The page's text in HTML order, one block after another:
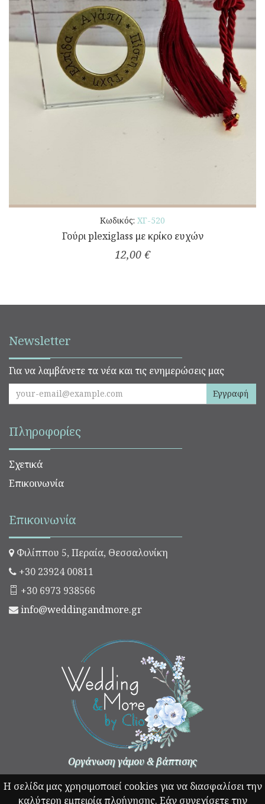
Η σελίδα μας χρησιμοποιεί cookies για να διασφαλίσει την
καλύτερη εμπειρία πλοήγησης. Εάν συνεχίσετε την
Κωδικός: ΧΓ-520
Γούρι plexiglass με κρίκο ευχών
12,00 €
Newsletter
Για να λαμβάνετε τα νέα και τις ενημερώσεις μας
Εγγραφή
Πληροφορίες
Σχετικά
Επικοινωνία
Επικοινωνία
Φιλίππου 5, Περαία, Θεσσαλονίκη
+30 23924 00811
+30 6973 938566
info@weddingandmore.gr
Οργάνωση γάμου & βάπτισης